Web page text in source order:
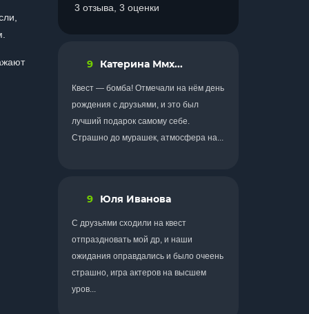
3 отзыва, 3 оценки
9 Катерина Ммх...
Квест — бомба! Отмечали на нём день
рождения с друзьями, и это был
лучший подарок самому себе.
Страшно до мурашек, атмосфера на...
9 Юля Иванова
С друзьями сходили на квест
отпраздновать мой др, и наши
ожидания оправдались и было очеень
страшно, игра актеров на высшем
уров...